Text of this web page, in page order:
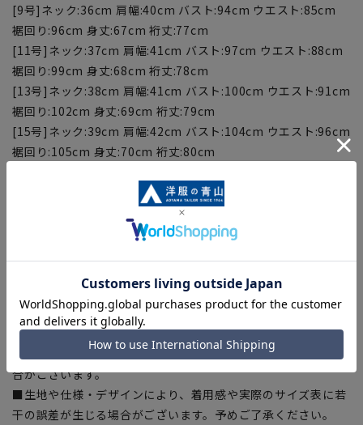
[9号]ネック:36cm 肩幅:40cm バスト:94cm ウエスト:85cm
裾回り:96cm 身丈:67cm 裄丈:77cm
[11号]ネック:37cm 肩幅:41cm バスト:97cm ウエスト:88cm
裾回り:99cm 身丈:68cm 裄丈:78cm
[13号]ネック:38cm 肩幅:41cm バスト:100cm ウエスト:91cm
裾回り:102cm 身丈:69cm 裄丈:79cm
[15号]ネック:39cm 肩幅:42cm バスト:104cm ウエスト:96cm
裾回り:105cm 身丈:70cm 裄丈:80cm
裾回り:108cm 身丈:71cm 裄丈:81cm
ある場合がございますので、予めご了承ください。
■サイズスペックは仕上がりサイズを記載しております。
■ブラウザやお使いのモニター環境、室内外等の撮影時の環境
下での光加減により、実際の商品と掲載画像の色味が異なる場
合がございます。
■生地や仕様・デザインにより、着用感や実際のサイズ表に若
干の誤差が生じる場合がございます。予めご了承ください。